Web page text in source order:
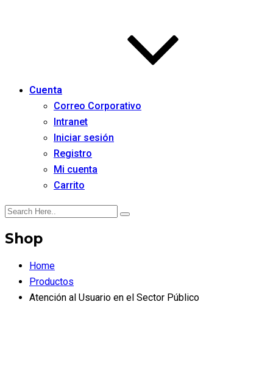
Cuenta
Correo Corporativo
Intranet
Iniciar sesión
Registro
Mi cuenta
Carrito
Shop
Home
Productos
Atención al Usuario en el Sector Público